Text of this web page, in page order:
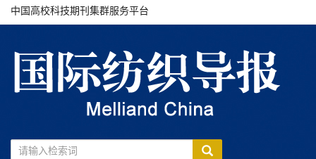
中国高校科技期刊集群服务平台